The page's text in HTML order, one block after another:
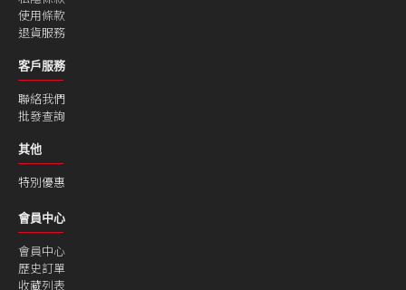
使用條款
退貨服務
客戶服務
聯絡我們
批發查詢
其他
特別優惠
會員中心
會員中心
歷史訂單
收藏列表